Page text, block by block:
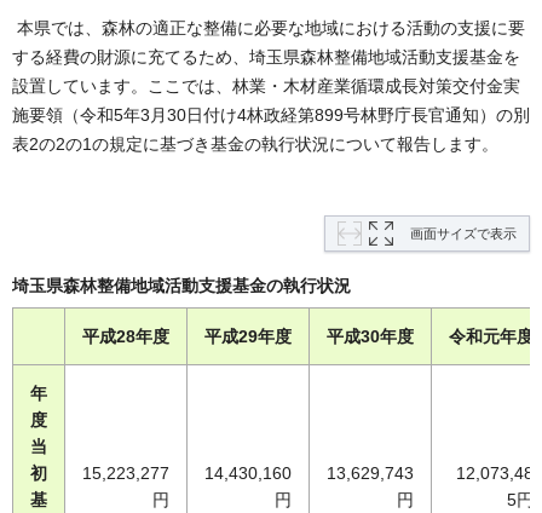
本県では、森林の適正な整備に必要な地域における活動の支援に要
する経費の財源に充てるため、埼玉県森林整備地域活動支援基金を
設置しています。ここでは、林業・木材産業循環成長対策交付金実
施要領（令和5年3月30日付け4林政経第899号林野庁長官通知）の別
表2の2の1の規定に基づき基金の執行状況について報告します。
画面サイズで表示
埼玉県森林整備地域活動支援基金の執行状況
平成28年度 平成29年度 平成30年度 令和元年度
年
度
当
初
基
15,223,277
円
14,430,160
円
13,629,743
円
12,073,48
5円